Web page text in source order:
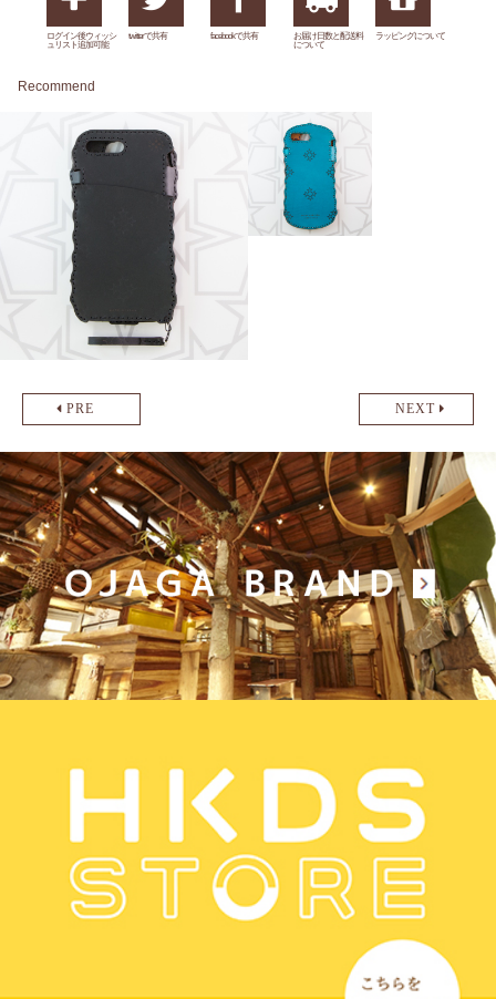
ログイン後ウィッシ
ュリスト追加可能
twitterで共有 facebookで共有
お届け日数と配送料
について
ラッピングについて
Recommend